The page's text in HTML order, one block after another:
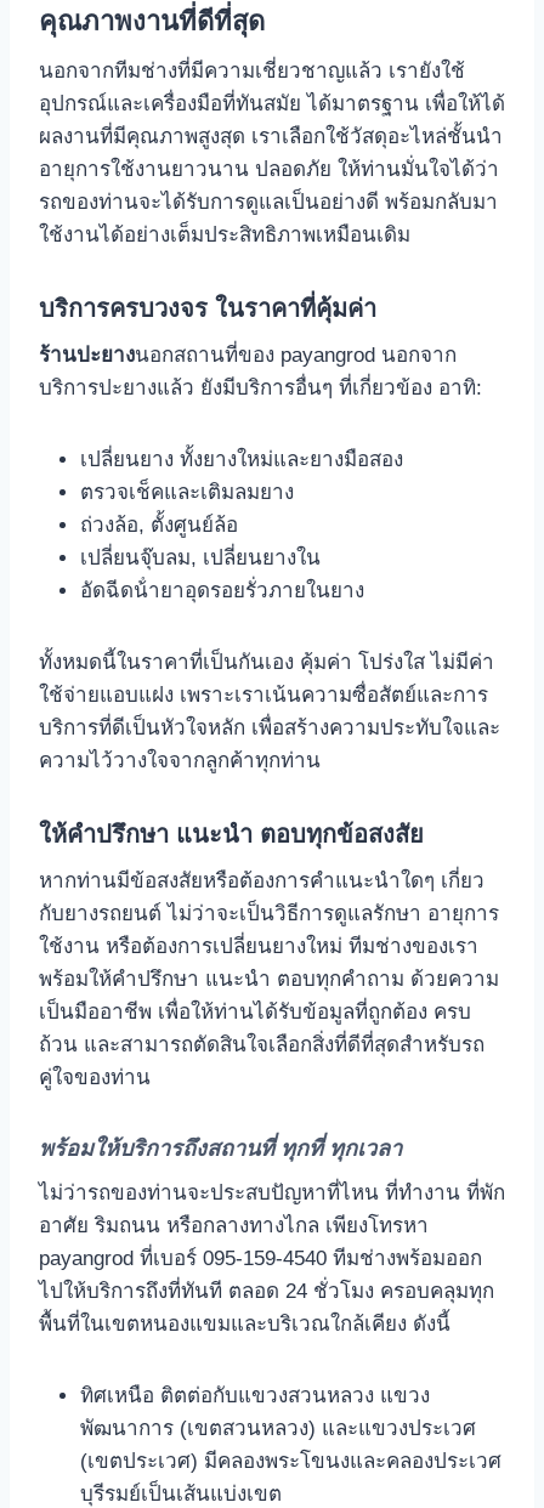
คุณภาพงานที่ดีที่สุด
นอกจากทีมช่างที่มีความเชี่ยวชาญแล้ว เรายังใช้
อุปกรณ์และเครื่องมือที่ทันสมัย ได้มาตรฐาน เพื่อให้ได้
ผลงานที่มีคุณภาพสูงสุด เราเลือกใช้วัสดุอะไหล่ชั้นนํา
อายุการใช้งานยาวนาน ปลอดภัย ให้ท่านมั่นใจได้ว่า
รถของท่านจะได้รับการดูแลเป็นอย่างดี พร้อมกลับมา
ใช้งานได้อย่างเต็มประสิทธิภาพเหมือนเดิม
บริการครบวงจร ในราคาที่คุ้มค่า
ร้านปะยางนอกสถานที่ของ payangrod นอกจาก
บริการปะยางแล้ว ยังมีบริการอื่นๆ ที่เกี่ยวข้อง อาทิ:
เปลี่ยนยาง ทั้งยางใหม่และยางมือสอง
ตรวจเช็คและเติมลมยาง
ถ่วงล้อ, ตั้งศูนย์ล้อ
เปลี่ยนจุ๊บลม, เปลี่ยนยางใน
อัดฉีดน้ํายาอุดรอยรั่วภายในยาง
ทั้งหมดนี้ในราคาที่เป็นกันเอง คุ้มค่า โปร่งใส ไม่มีค่า
ใช้จ่ายแอบแฝง เพราะเราเน้นความซื่อสัตย์และการ
บริการที่ดีเป็นหัวใจหลัก เพื่อสร้างความประทับใจและ
ความไว้วางใจจากลูกค้าทุกท่าน
ให้คําปรึกษา แนะนํา ตอบทุกข้อสงสัย
หากท่านมีข้อสงสัยหรือต้องการคําแนะนําใดๆ เกี่ยว
กับยางรถยนต์ ไม่ว่าจะเป็นวิธีการดูแลรักษา อายุการ
ใช้งาน หรือต้องการเปลี่ยนยางใหม่ ทีมช่างของเรา
พร้อมให้คําปรึกษา แนะนํา ตอบทุกคําถาม ด้วยความ
เป็นมืออาชีพ เพื่อให้ท่านได้รับข้อมูลที่ถูกต้อง ครบ
ถ้วน และสามารถตัดสินใจเลือกสิ่งที่ดีที่สุดสําหรับรถ
คู่ใจของท่าน
พร้อมให้บริการถึงสถานที่ ทุกที่ ทุกเวลา
ไม่ว่ารถของท่านจะประสบปัญหาที่ไหน ที่ทํางาน ที่พัก
อาศัย ริมถนน หรือกลางทางไกล เพียงโทรหา
payangrod ที่เบอร์ 095-159-4540 ทีมช่างพร้อมออก
ไปให้บริการถึงที่ทันที ตลอด 24 ชั่วโมง ครอบคลุมทุก
พื้นที่ในเขตหนองแขมและบริเวณใกล้เคียง ดังนี้
ทิศเหนือ ติตต่อกับแขวงสวนหลวง แขวง
พัฒนาการ (เขตสวนหลวง) และแขวงประเวศ
(เขตประเวศ) มีคลองพระโขนงและคลองประเวศ
บุรีรมย์เป็นเส้นแบ่งเขต